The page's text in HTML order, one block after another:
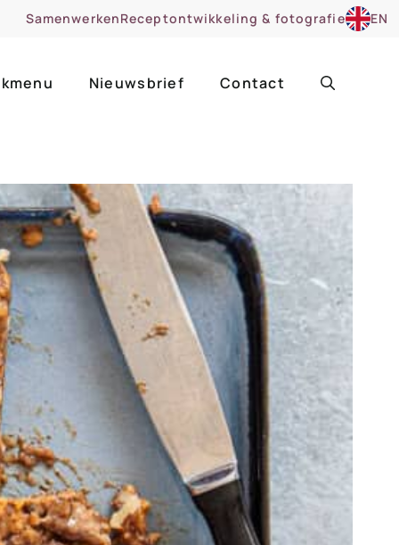
SamenwerkenReceptontwikkeling & fotografie EN
Nieuwsbrief Contact